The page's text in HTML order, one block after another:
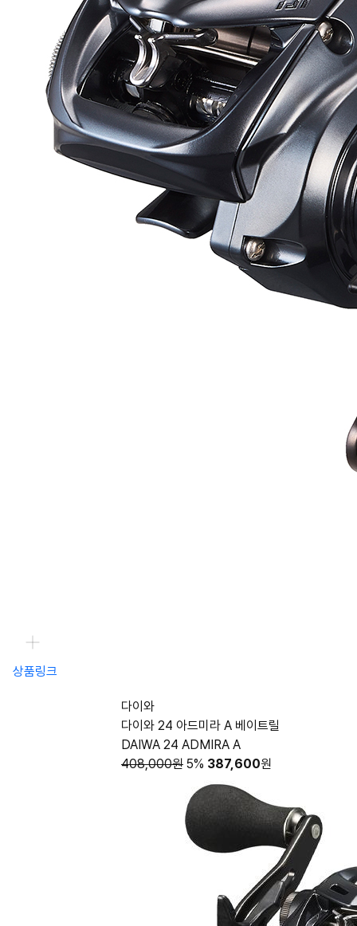
상품링크
다이와
다이와 24 아드미라 A 베이트릴
DAIWA 24 ADMIRA A
408,000원 5% 387,600원